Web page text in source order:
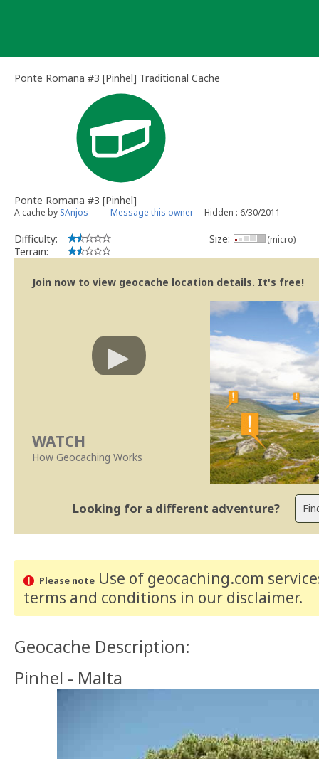
Ponte Romana #3 [Pinhel] Traditional Cache
Ponte Romana #3 [Pinhel]
A cache by SAnjos Message this owner Hidden : 6/30/2011
Difficulty:
Terrain:
Size: (micro)
Join now to view geocache location details. It's free!
WATCH
How Geocaching Works
Looking for a different adventure?
Please noteUse of geocaching.com
terms and conditions in our disclaimer.
Geocache Description:
Pinhel - Malta